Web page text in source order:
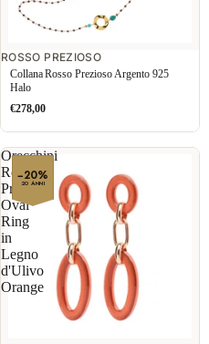
ROSSO PREZIOSO
Collana Rosso Prezioso Argento 925
Halo
€278,00
Orecchini
Rosso
Prezioso
Oval
Ring
in
Legno
d'Ulivo
Orange
−20%
20 ANNI